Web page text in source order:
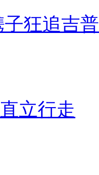
狂追吉
立行走